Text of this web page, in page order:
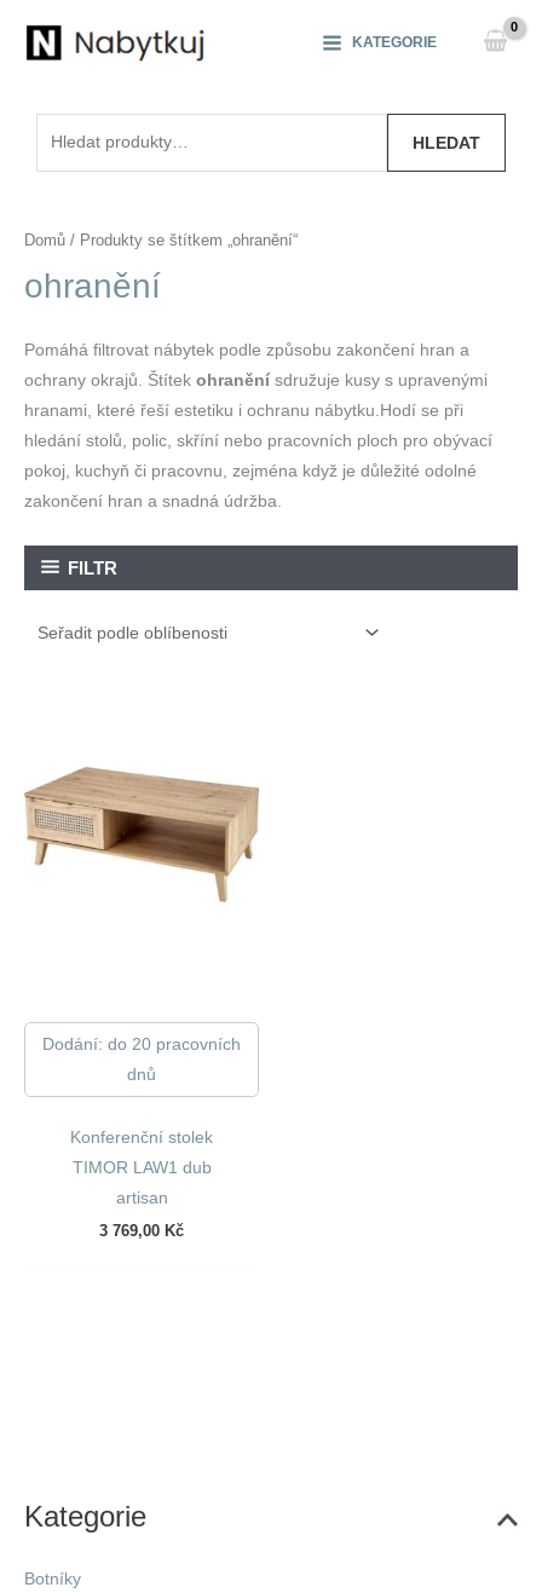
KATEGORIE
HLEDAT
Kategorie
Botníky
Domů / Produkty se štítkem „ohranění“
ohranění
Pomáhá filtrovat nábytek podle způsobu zakončení hran a
ochrany okrajů. Štítek ohranění sdružuje kusy s upravenými
hranami, které řeší estetiku i ochranu nábytku.Hodí se při
hledání stolů, polic, skříní nebo pracovních ploch pro obývací
pokoj, kuchyň či pracovnu, zejména když je důležité odolné
zakončení hran a snadná údržba.
FILTR
Dodání: do 20 pracovních
dnů
Konferenční stolek
TIMOR LAW1 dub
artisan
3 769,00 Kč